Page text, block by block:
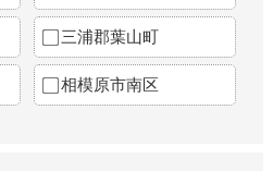
三浦郡葉山町
相模原市南区